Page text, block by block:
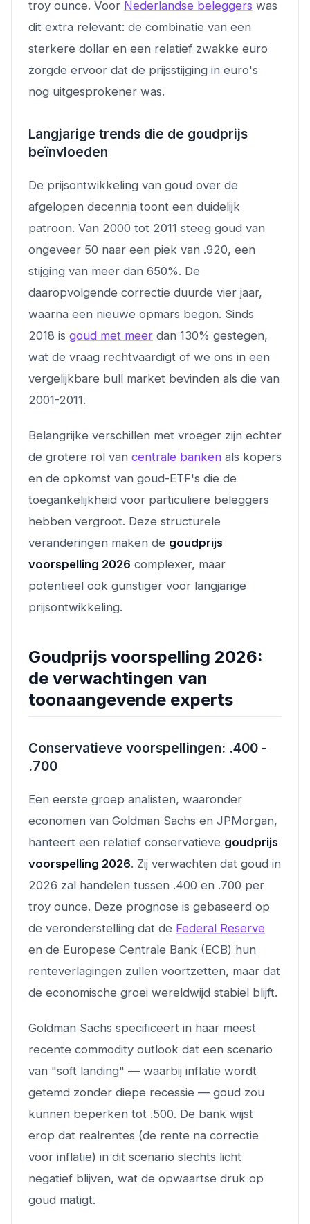
troy ounce. Voor Nederlandse beleggers was
dit extra relevant: de combinatie van een
sterkere dollar en een relatief zwakke euro
zorgde ervoor dat de prijsstijging in euro's
nog uitgesprokener was.
Langjarige trends die de goudprijs
beïnvloeden
De prijsontwikkeling van goud over de
afgelopen decennia toont een duidelijk
patroon. Van 2000 tot 2011 steeg goud van
ongeveer 50 naar een piek van .920, een
stijging van meer dan 650%. De
daaropvolgende correctie duurde vier jaar,
waarna een nieuwe opmars begon. Sinds
2018 is goud met meer dan 130% gestegen,
wat de vraag rechtvaardigt of we ons in een
vergelijkbare bull market bevinden als die van
2001-2011.
Belangrijke verschillen met vroeger zijn echter
de grotere rol van centrale banken als kopers
en de opkomst van goud-ETF's die de
toegankelijkheid voor particuliere beleggers
hebben vergroot. Deze structurele
veranderingen maken de goudprijs
voorspelling 2026 complexer, maar
potentieel ook gunstiger voor langjarige
prijsontwikkeling.
Goudprijs voorspelling 2026:
de verwachtingen van
toonaangevende experts
Conservatieve voorspellingen: .400 -
.700
Een eerste groep analisten, waaronder
economen van Goldman Sachs en JPMorgan,
hanteert een relatief conservatieve goudprijs
voorspelling 2026. Zij verwachten dat goud in
2026 zal handelen tussen .400 en .700 per
troy ounce. Deze prognose is gebaseerd op
de veronderstelling dat de Federal Reserve
en de Europese Centrale Bank (ECB) hun
renteverlagingen zullen voortzetten, maar dat
de economische groei wereldwijd stabiel blijft.
Goldman Sachs specificeert in haar meest
recente commodity outlook dat een scenario
van "soft landing" — waarbij inflatie wordt
getemd zonder diepe recessie — goud zou
kunnen beperken tot .500. De bank wijst
erop dat realrentes (de rente na correctie
voor inflatie) in dit scenario slechts licht
negatief blijven, wat de opwaartse druk op
goud matigt.